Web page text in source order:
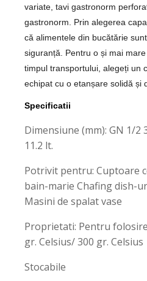
variate, tavi gastronorm
gastronorm. Prin alegerea
că alimentele din bucătărie
siguranță. Pentru o și mai
timpul transportului, alegeți un
echipat cu o etanșare solidă și
Specificatii
Dimensiune (mm): GN 1/2
11.2 lt.
Potrivit pentru: Cuptoare
bain-marie Chafing dish-
Masini de spalat vase
Proprietati: Pentru
gr. Celsius/ 300 gr. Celsius
Stocabile